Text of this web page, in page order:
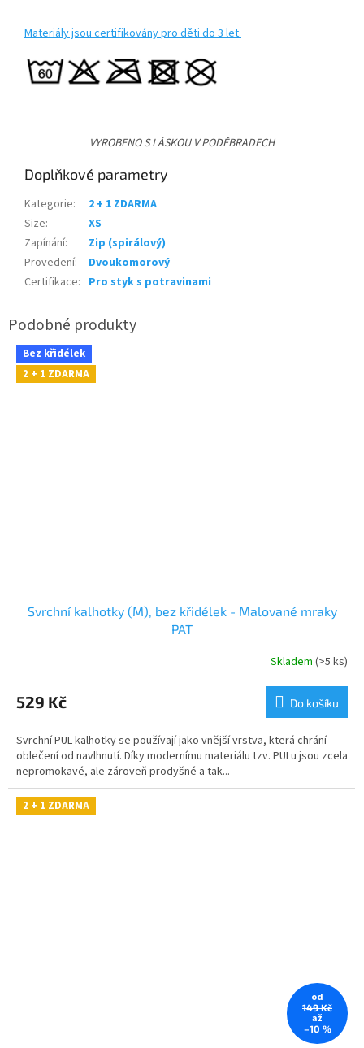
Materiály jsou certifikovány pro děti do 3 let.
VYROBENO S LÁSKOU V PODĚBRADECH
Doplňkové parametry
Kategorie:
2 + 1 ZDARMA
Size:
XS
Zapínání:
Zip (spirálový)
Provedení:
Dvoukomorový
Certifikace: Pro styk s potravinami
Bez křidélek
2 + 1 ZDARMA
Svrchní kalhotky (M), bez křidélek - Malované mraky
PAT
Skladem (>5 ks)
529 Kč Do košíku
Svrchní PUL kalhotky se používají jako vnější vrstva, která chrání
oblečení od navlhnutí. Díky modernímu materiálu tzv. PULu jsou zcela
nepromokavé, ale zároveň prodyšné a tak...
2 + 1 ZDARMA
od
149 Kč
až
–10 %